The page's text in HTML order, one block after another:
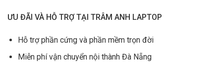
ƯU ĐÃI VÀ HỖ TRỢ TẠI TRÂM ANH LAPTOP
Hỗ trợ phần cứng và phần mềm trọn đời
Miễn phí vận chuyển nội thành Đà Nẵng